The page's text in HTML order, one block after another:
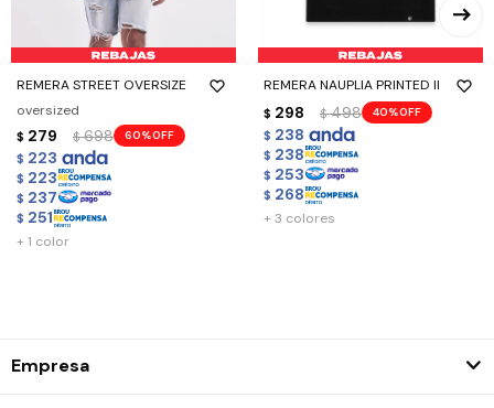
REMERA STREET OVERSIZE
oversized
$ 279 $ 698 60
$ 223
$ 223
$ 237
$ 251
+ 1 color
REMERA NAUPLIA PRINTED II
$ 298 $ 498 40
$ 238
$ 238
$ 253
$ 268
+ 3 colores
Empresa